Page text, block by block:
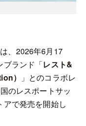
は、2026年6月17
ブランド「レスト&
）
」とのコラボレ
のレスポートサッ
アで発売を開始し